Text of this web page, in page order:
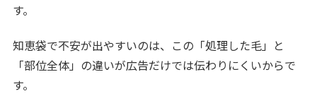
す。
知恵袋で不安が出やすいのは、この「処理した毛」と
「部位全体」の違いが広告だけでは伝わりにくいからで
す。